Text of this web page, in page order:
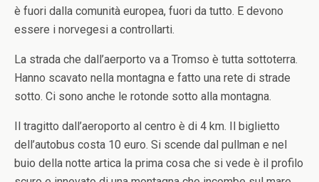
è fuori dalla comunità europea, fuori da tutto. E devono
essere i norvegesi a controllarti.
La strada che dall’aerporto va a Tromso è tutta sottoterra.
Hanno scavato nella montagna e fatto una rete di strade
sotto. Ci sono anche le rotonde sotto alla montagna.
Il tragitto dall’aeroporto al centro è di 4 km. Il biglietto
dell’autobus costa 10 euro. Si scende dal pullman e nel
buio della notte artica la prima cosa che si vede è il profilo